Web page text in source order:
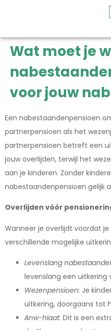
Wat moet je
voor jouw
Een nabestaandenpensioen
partnerpensioen als het
partnerpensioen betreft een
jouw overlijden, terwijl het
aan je kinderen. Zonder
nabestaandenpensioen gelijk
Overlijden vóór
Wanneer je overlijdt voordat
verschillende mogelijke
Levenslang
levenslang een uitkering
Wezenpensioen: Je
uitkering, doorgaans tot
Anw-hiaat: Dit is een